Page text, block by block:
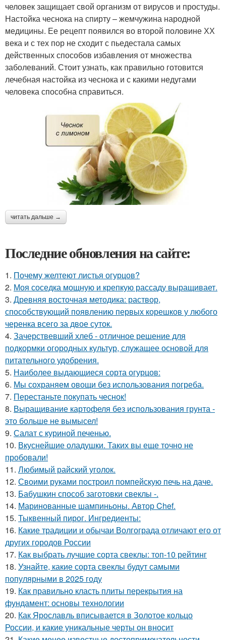
человек защищает свой организм от вирусов и простуды.
Настойка чеснока на спирту – жемчужина народной
медицины. Ее рецепт появился во второй половине ХХ
века и с тех пор не сходит с пьедестала самых
действенных способов избавления от множества
заболеваний. Стоит узнать, как правильно готовится
лечебная настойка из чеснока и с какими недугами
человека способна справиться.
читать дальше →
Последние обновления на сайте:
1. Почему желтеют листья огурцов?
2. Моя соседка мощную и крепкую рассаду выращивает.
3. Древняя восточная методика: раствор,
способствующий появлению первых корешков у любого
черенка всего за двое суток.
4. Зачерствевший хлеб - отличное решение для
подкормки огородных культур, служащее основой для
питательного удобрения.
5. Наиболее выдающиеся сорта огурцов:
6. Мы сохраняем овощи без использования погреба.
7. Перестаньте покупать чеснок!
8. Выращивание картофеля без использования грунта -
это больше не вымысел!
9. Салат с куриной печенью.
10. Вкуснейшие оладушки. Таких вы еще точно не
пробовали!
11. Любимый райский уголок.
12. Своими руками построил помпейскую печь на даче.
13. Бабушкин способ заготовки свеклы -.
14. Маринованные шампиньоны. Автор Chef.
15. Тыквенный пирог. Ингредиенты:
16. Какие традиции и обычаи Волгограда отличают его от
других городов России
17. Как выбрать лучшие сорта свеклы: топ-10 рейтинг
18. Узнайте, какие сорта свеклы будут самыми
популярными в 2025 году
19. Как правильно класть плиты перекрытия на
фундамент: основы технологии
20. Как Ярославль вписывается в Золотое кольцо
России, и какие уникальные черты он вносит